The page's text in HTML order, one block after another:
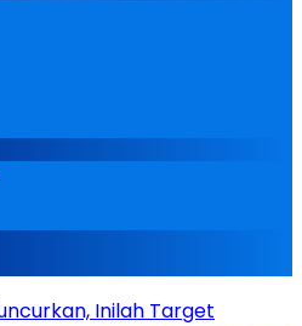
Inilah Target